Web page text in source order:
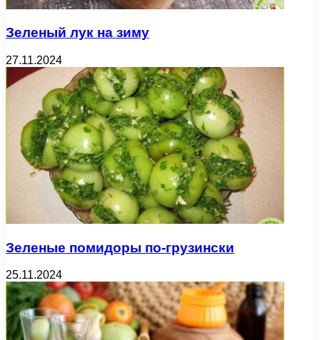
Зеленый лук на зиму
27.11.2024
Зеленые помидоры по-грузински
25.11.2024